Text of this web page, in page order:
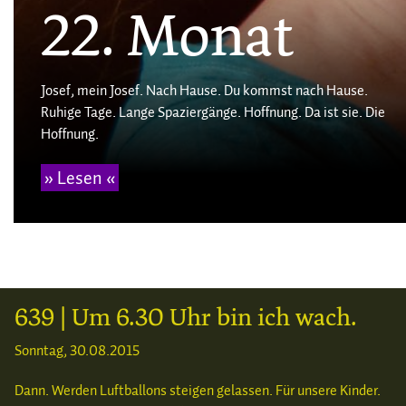
22. Monat
Josef, mein Josef. Nach Hause. Du kommst nach Hause.
Ruhige Tage. Lange Spaziergänge. Hoffnung. Da ist sie. Die
Hoffnung.
» Lesen «
639 | Um 6.30 Uhr bin ich wach.
Sonntag, 30.08.2015
Dann. Werden Luftballons steigen gelassen. Für unsere Kinder.